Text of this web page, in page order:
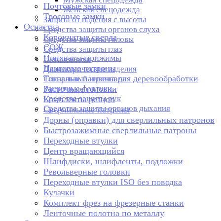
Женская спецодежда
Защита от падения с высоты
Средства защиты органов слуха
Средства защиты головы
Средства защиты глаз
Наколенники
Диэлектрические изделия
Сигнальный инвентарь
Защитные фартуки
Средства защиты рук
Средства защиты органов дыхания
Почтовые замки
Тросовые замки
Оснастка
Корончатые сверла
СОЖ
Прихваты-прижимы
Цанговые патроны
Токарные патроны для деревообработки
Расточные головки
Комплекты резцов
Сверлильные патроны
Дорны (оправки) для сверлильных патронов
Быстрозажимные сверлильные патроны
Переходные втулки
Центр вращающийся
Шлифдиски, шлифленты, подложки
Револьверные головки
Переходные втулки ISO без поводка
Кулачки
Комплект фрез на фрезерные станки
Ленточные полотна по металлу